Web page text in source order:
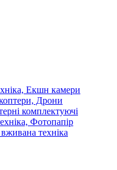
Екшн камери
Дрони
комплектуючі
Фотопапір
техніка